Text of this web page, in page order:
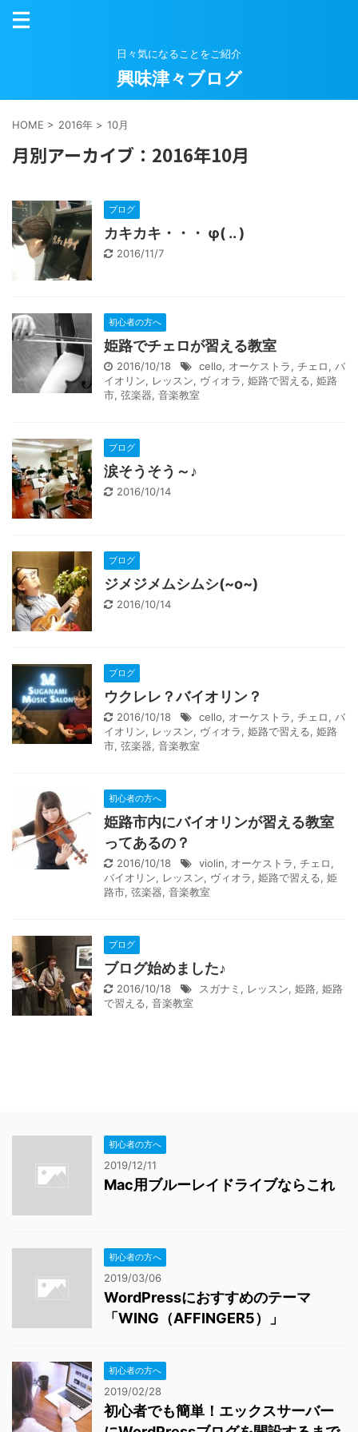
日々気になることをご紹介
興味津々ブログ
HOME > 2016年 > 10月
月別アーカイブ：2016年10月
ブログ
カキカキ・・・ φ( .. )
2016/11/7
初心者の方へ
姫路でチェロが習える教室
2016/10/18 cello, オーケストラ, チェロ, バ
イオリン, レッスン, ヴィオラ, 姫路で習える, 姫路
市, 弦楽器, 音楽教室
ブログ
涙そうそう～♪
2016/10/14
ブログ
ジメジメムシムシ(~o~)
2016/10/14
ブログ
ウクレレ？バイオリン？
2016/10/18 cello, オーケストラ, チェロ, バ
イオリン, レッスン, ヴィオラ, 姫路で習える, 姫路
市, 弦楽器, 音楽教室
初心者の方へ
姫路市内にバイオリンが習える教室
ってあるの？
2016/10/18 violin, オーケストラ, チェロ,
バイオリン, レッスン, ヴィオラ, 姫路で習える, 姫
路市, 弦楽器, 音楽教室
ブログ
ブログ始めました♪
2016/10/18 スガナミ , レッスン, 姫路, 姫路
で習える, 音楽教室
初心者の方へ
2019/12/11
Mac用ブルーレイドライブならこれ
初心者の方へ
2019/03/06
WordPressにおすすめのテーマ
「WING（AFFINGER5）」
初心者の方へ
2019/02/28
初心者でも簡単！エックスサーバー